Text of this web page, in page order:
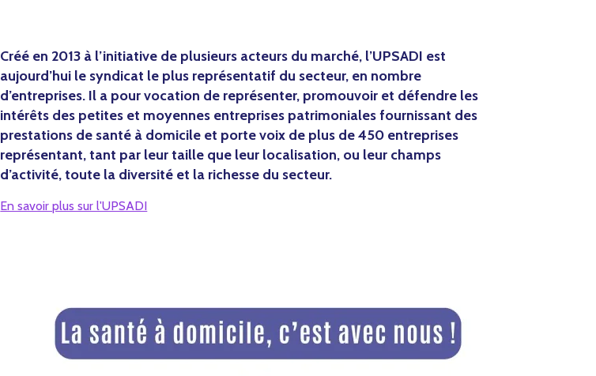
Créé en 2013 à l’initiative de plusieurs acteurs du marché, l’UPSADI est
aujourd’hui le syndicat le plus représentatif du secteur, en nombre
d’entreprises. Il a pour vocation de représenter, promouvoir et défendre les
intérêts des petites et moyennes entreprises patrimoniales fournissant des
prestations de santé à domicile et porte voix de plus de 450 entreprises
représentant, tant par leur taille que leur localisation, ou leur champs
d’activité, toute la diversité et la richesse du secteur.
En savoir plus sur l'UPSADI